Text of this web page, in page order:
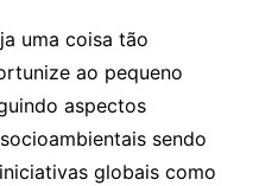
uma coisa tão
ao pequeno
aspectos
sendo
globais como